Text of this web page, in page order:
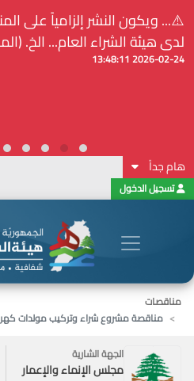
⚠️... ويكون النشر إلزامياً على
لدى هيئة الشراء العام... الخ. (المادة 109 :
2026-02-24 13:48:11
هام جداً
تسجيل الدخول
مناقصات
مناقصة مشروع شراء وتركيب مولدات
الجهة الشارية
مجلس الإنماء والإعمار